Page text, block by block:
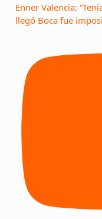
Enner Valencia:
llegó Boca fue